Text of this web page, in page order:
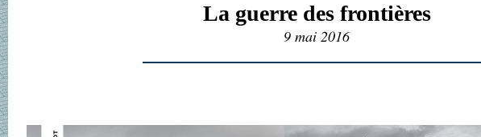
La guerre des frontières
9 mai 2016